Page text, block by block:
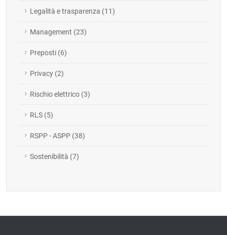
Legalità e trasparenza (11)
Management (23)
Preposti (6)
Privacy (2)
Rischio elettrico (3)
RLS (5)
RSPP - ASPP (38)
Sostenibilità (7)